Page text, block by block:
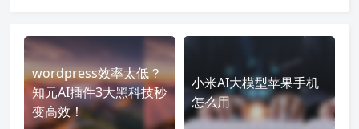
wordpress效率太低？
知元AI插件3大黑科技秒
变高效！
小米AI大模型苹果手机
怎么用